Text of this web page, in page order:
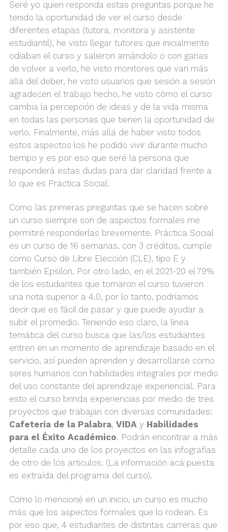
Seré yo quien responda estas preguntas porque he
tenido la oportunidad de ver el curso desde
diferentes etapas (tutora, monitora y asistente
estudiantil), he visto llegar tutores que inicialmente
odiaban el curso y salieron amándolo o con ganas
de volver a verlo, he visto monitores que van más
allá del deber, he visto usuarios que sesión a sesión
agradecen el trabajo hecho, he visto cómo el curso
cambia la percepción de ideas y de la vida misma
en todas las personas que tienen la oportunidad de
verlo. Finalmente, más allá de haber visto todos
estos aspectos los he podido vivir durante mucho
tiempo y es por eso que seré la persona que
responderá estas dudas para dar claridad frente a
lo que es Práctica Social.
Como las primeras preguntas que se hacen sobre
un curso siempre son de aspectos formales me
permitiré responderlas brevemente. Práctica Social
es un curso de 16 semanas, con 3 créditos, cumple
como Curso de Libre Elección (CLE), tipo E y
también Epsilon. Por otro lado, en el 2021-20 el 79%
de los estudiantes que tomaron el curso tuvieron
una nota superior a 4.0, por lo tanto, podríamos
decir que es fácil de pasar y que puede ayudar a
subir el promedio. Teniendo eso claro, la línea
temática del curso busca que las/los estudiantes
entren en un momento de aprendizaje basado en el
servicio, así pueden aprenden y desarrollarse como
seres humanos con habilidades integrales por medio
del uso constante del aprendizaje experiencial. Para
esto el curso brinda experiencias por medio de tres
proyectos que trabajan con diversas comunidades:
Cafetería de la Palabra, VIDAy Habilidades
para el Éxito Académico. Podrán encontrar a más
detalle cada uno de los proyectos en las infografías
de otro de los artículos. (La información acá puesta
es extraída del programa del curso).
Como lo mencioné en un inicio, un curso es mucho
más que los aspectos formales que lo rodean. Es
por eso que, 4 estudiantes de distintas carreras que